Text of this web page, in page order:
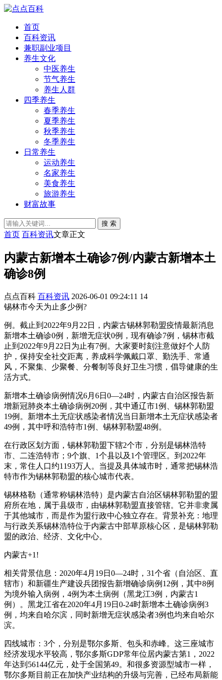
首页
百科资讯
兼职副业项目
养生文化
中医养生
节气养生
养生人群
四季养生
春季养生
夏季养生
秋季养生
冬季养生
日常养生
运动养生
名家养生
美食养生
旅游养生
财富故事
搜 索
首页 百科资讯文章正文
内蒙古新增本土确诊7例/内蒙古新增本土
确诊8例
点点百科 百科资讯 2026-06-01 09:24:11 14
锡林市今天为止多少例?
例。截止到2022年9月22日，内蒙古锡林郭勒盟疫情最新消息
新增本土确诊0例，新增无症状0例，现有确诊7例，锡林市截
止到2022年9月22日为止有7例。大家要时刻注意做好个人防
护，保持安全社交距离，养成科学佩戴口罩、勤洗手、常通
风，不聚集、少聚餐、分餐制等良好卫生习惯，倡导健康的生
活方式。
新增本土确诊病例情况6月6日0—24时，内蒙古自治区报告新
增新冠肺炎本土确诊病例20例，其中通辽市1例、锡林郭勒盟
19例。新增本土无症状感染者情况当日新增本土无症状感染者
49例，其中呼和浩特市1例、锡林郭勒盟48例。
在行政区划方面，锡林郭勒盟下辖2个市，分别是锡林浩特
市、二连浩特市；9个旗、1个县以及1个管理区。到2022年
末，常住人口约1193万人。当提及具体城市时，通常把锡林浩
特市作为锡林郭勒盟的核心城市代表。
锡林格勒（通常称锡林浩特）是内蒙古自治区锡林郭勒盟的盟
府所在地，属于县级市，由锡林郭勒盟直接管辖。它并非隶属
于其他城市，而是作为盟行政中心独立存在。背景补充：地理
与行政关系锡林浩特位于内蒙古中部草原核心区，是锡林郭勒
盟的政治、经济、文化中心。
内蒙古+1!
相关背景信息：2020年4月19日0—24时，31个省（自治区、直
辖市）和新疆生产建设兵团报告新增确诊病例12例，其中8例
为境外输入病例，4例为本土病例（黑龙江3例，内蒙古1
例）。黑龙江省在2020年4月19日0-24时新增本土确诊病例3
例，均来自哈尔滨，同时新增无症状感染者3例也均来自哈尔
滨。
四线城市：3个，分别是鄂尔多斯、包头和赤峰。这三座城市
经济发现水平较高，鄂尔多斯GDP常年位居内蒙古第1，2022
年达到56144亿元，处于全国第49。和很多资源型城市一样，
鄂尔多斯目前正在加快产业结构的升级与完善，已经布局新能